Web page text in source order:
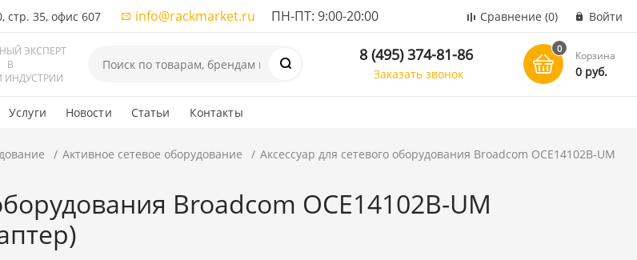
стр. 35, офис 607 info@rackmarket.ru ПН-ПТ: 9:00-20:00 Сравнение (0) Войти
ЭКСПЕРТ
В
ИНДУСТРИИ
8 (495) 374-81-86
Заказать звонок
0
Корзина
0 руб.
Услуги Новости Статьи Контакты
Активное сетевое оборудование
Аксессуар для сетевого оборудования Broadcom OCE14102B-UM
Broadcom OCE14102B-UM